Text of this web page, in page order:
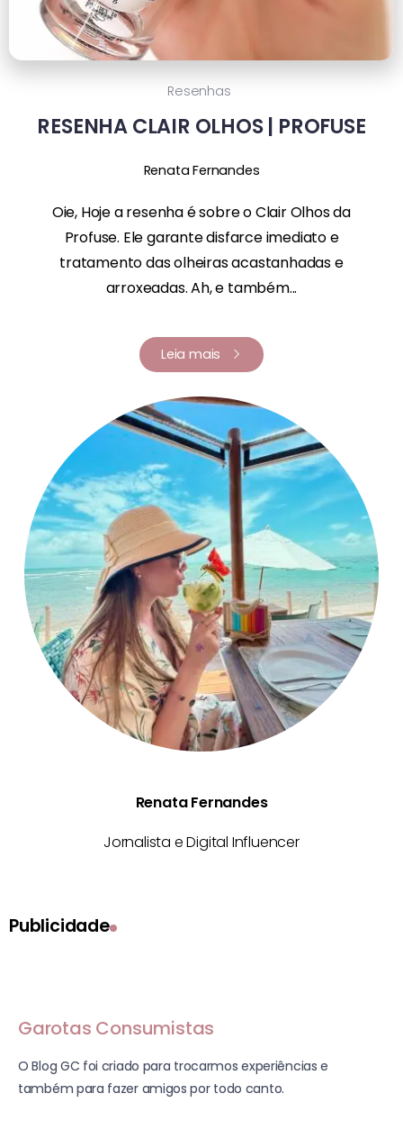
Resenhas
RESENHA CLAIR OLHOS | PROFUSE
Renata Fernandes
Oie, Hoje a resenha é sobre o Clair Olhos da
Profuse. Ele garante disfarce imediato e
tratamento das olheiras acastanhadas e
arroxeadas. Ah, e também...
Leia mais
Renata Fernandes
Renata Fernandes
Jornalista e Digital Influencer
Publicidade
Garotas Consumistas
O Blog GC foi criado para trocarmos experiências e
também para fazer amigos por todo canto.